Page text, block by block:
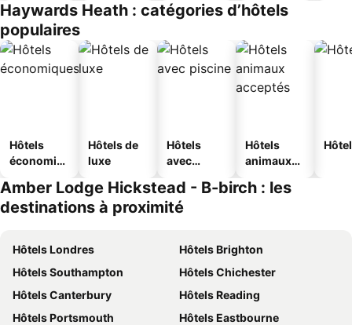
Haywards Heath : catégories d’hôtels
populaires
Hôtels
économiq
Hôtels de
luxe
Hôtels
avec
Hôtels
animaux
Amber Lodge Hickstead - B-birch : les
destinations à proximité
Hôtels Londres
Hôtels Brighton
Hôtels Southampton
Hôtels Chichester
Hôtels Canterbury
Hôtels Reading
Hôtels Portsmouth
Hôtels Eastbourne